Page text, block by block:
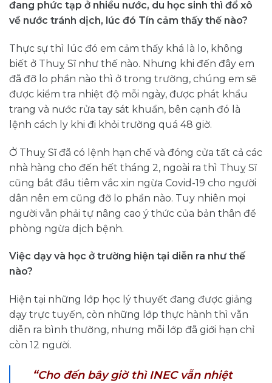
đang phức tạp ở nhiều nước, du học sinh thì đổ xô
về nước tránh dịch, lúc đó Tín cảm thấy thế nào?
Thực sự thì lúc đó em cảm thấy khá là lo, không
biết ở Thuỵ Sĩ như thế nào. Nhưng khi đến đây em
đã đỡ lo phần nào thì ở trong trường, chúng em sẽ
được kiểm tra nhiệt độ mỗi ngày, được phát khẩu
trang và nước rửa tay sát khuẩn, bên cạnh đó là
lệnh cách ly khi đi khỏi trường quá 48 giờ.
Ở Thuỵ Sĩ đã có lệnh hạn chế và đóng cửa tất cả các
nhà hàng cho đến hết tháng 2, ngoài ra thì Thuỵ Sĩ
cũng bắt đầu tiêm vắc xin ngừa Covid-19 cho người
dân nên em cũng đỡ lo phần nào. Tuy nhiên mọi
người vẫn phải tự nâng cao ý thức của bản thân để
phòng ngừa dịch bệnh.
Việc dạy và học ở trường hiện tại diễn ra như thế
nào?
Hiện tại những lớp học lý thuyết đang được giảng
dạy trực tuyến, còn những lớp thực hành thì vẫn
diễn ra bình thường, nhưng mỗi lớp đã giới hạn chỉ
còn 12 người.
“Cho đến bây giờ thì INEC vẫn nhiệt